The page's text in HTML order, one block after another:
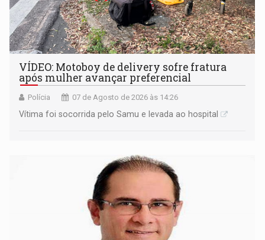
VÍDEO: Motoboy de delivery sofre fratura
após mulher avançar preferencial
Polícia 07 de Agosto de 2026 às 14:26
Vítima foi socorrida pelo Samu e levada ao hospital